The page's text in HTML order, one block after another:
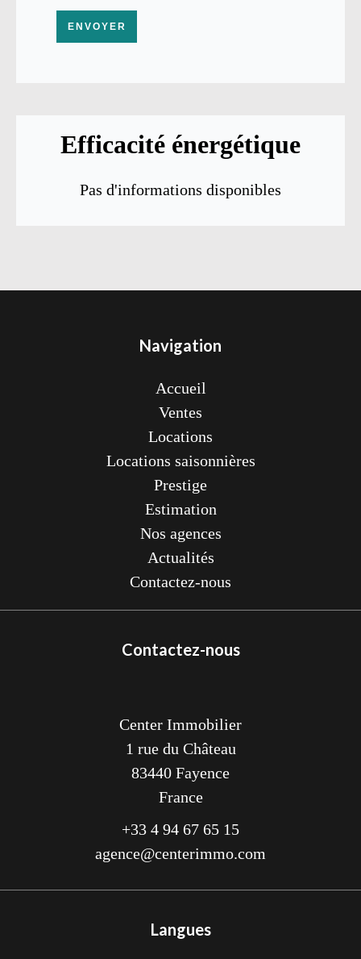
ENVOYER
Efficacité énergétique
Pas d'informations disponibles
Navigation
Accueil
Ventes
Locations
Locations saisonnières
Prestige
Estimation
Nos agences
Actualités
Contactez-nous
Contactez-nous
Center Immobilier
1 rue du Château
83440 Fayence
France
+33 4 94 67 65 15
agence@centerimmo.com
Langues